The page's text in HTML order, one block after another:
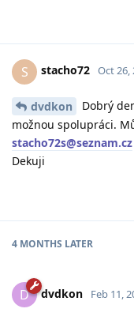
S stacho72 Oct 26,
dvdkon
Dobrý
možnou spolupráci.
stacho72s@seznam.cz
Dekuji
4 MONTHS LATER
D dvdkon Feb 11,